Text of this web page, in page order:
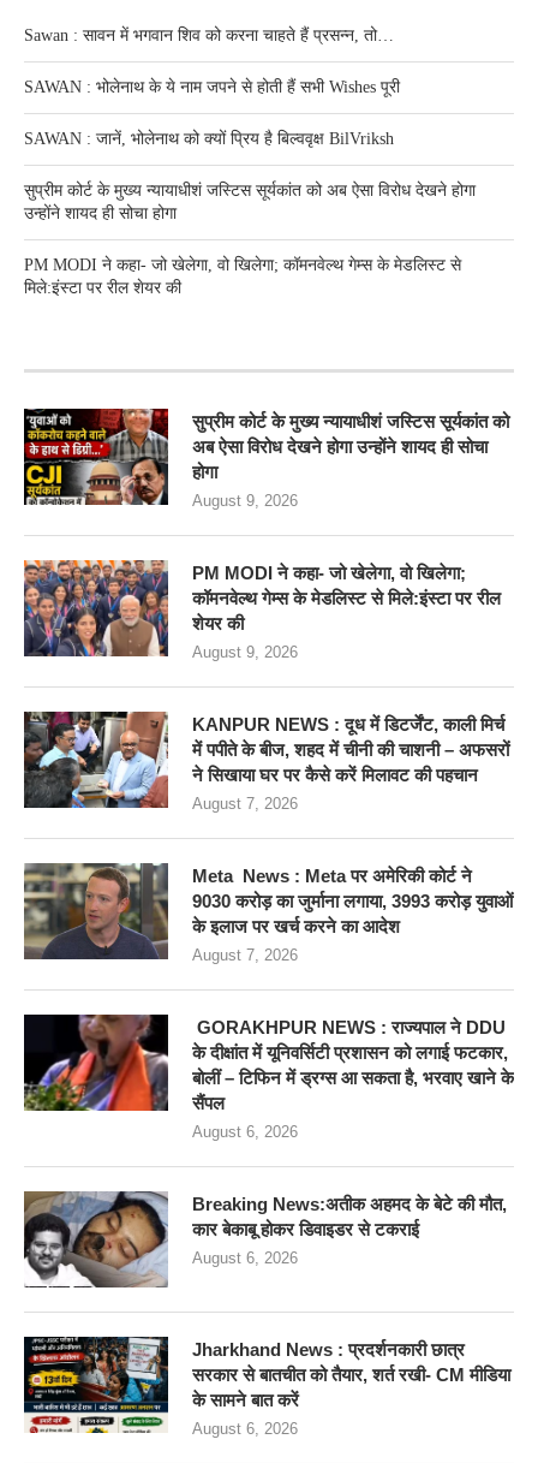
Sawan : सावन में भगवान शिव को करना चाहते हैं प्रसन्न, तो…
SAWAN : भोलेनाथ के ये नाम जपने से होती हैं सभी Wishes पूरी
SAWAN : जानें, भोलेनाथ को क्यों प्रिय है बिल्ववृक्ष BilVriksh
सुप्रीम कोर्ट के मुख्य न्यायाधीशं जस्टिस सूर्यकांत को अब ऐसा विरोध देखने होगा
उन्होंने शायद ही सोचा होगा
PM MODI ने कहा- जो खेलेगा, वो खिलेगा; कॉमनवेल्थ गेम्स के मेडलिस्ट से
मिले:इंस्टा पर रील शेयर की
सुप्रीम कोर्ट के मुख्य न्यायाधीशं जस्टिस सूर्यकांत को
अब ऐसा विरोध देखने होगा उन्होंने शायद ही सोचा
होगा
August 9, 2026
PM MODI ने कहा- जो खेलेगा, वो खिलेगा;
कॉमनवेल्थ गेम्स के मेडलिस्ट से मिले:इंस्टा पर रील
शेयर की
August 9, 2026
KANPUR NEWS : दूध में डिटर्जेंट, काली मिर्च
में पपीते के बीज, शहद में चीनी की चाशनी – अफसरों
ने सिखाया घर पर कैसे करें मिलावट की पहचान
August 7, 2026
Meta News : Meta पर अमेरिकी कोर्ट ने
9030 करोड़ का जुर्माना लगाया, 3993 करोड़ युवाओं
के इलाज पर खर्च करने का आदेश
August 7, 2026
GORAKHPUR NEWS : राज्यपाल ने DDU
के दीक्षांत में यूनिवर्सिटी प्रशासन को लगाई फटकार,
बोलीं – टिफिन में ड्रग्स आ सकता है, भरवाए खाने के
सैंपल
August 6, 2026
Breaking News:अतीक अहमद के बेटे की मौत,
कार बेकाबू होकर डिवाइडर से टकराई
August 6, 2026
Jharkhand News : प्रदर्शनकारी छात्र
सरकार से बातचीत को तैयार, शर्त रखी- CM मीडिया
के सामने बात करें
August 6, 2026